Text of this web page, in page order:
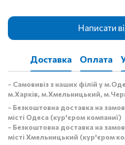
Написати
Доставка Оплата
- Самовивіз з наших філій у
м.Харків, м.Хмельницький,
- Безкоштовна доставка на
місті Одеса (кур'єром компаниї)
- Безкоштовна доставка на
місті Хмельницький (кур'єром